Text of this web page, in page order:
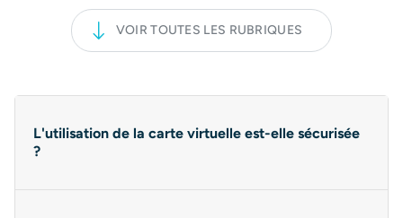
VOIR TOUTES LES RUBRIQUES
L'utilisation de la carte virtuelle est-elle sécurisée
?